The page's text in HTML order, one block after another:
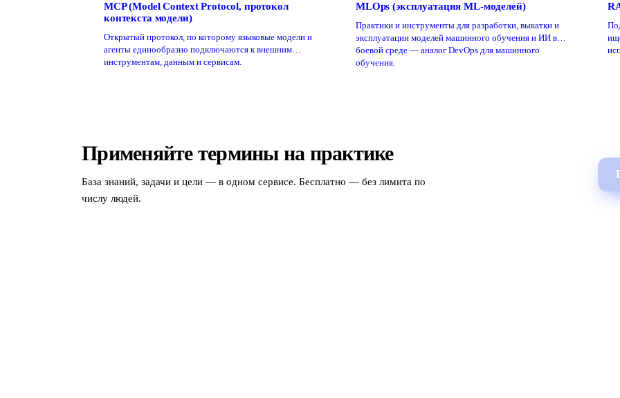
MCP (Model Context Protocol, протокол
контекста модели)
Открытый протокол, по которому языковые модели и
агенты единообразно подключаются к внешним
инструментам, данным и сервисам.
MLOps (эксплуатация ML-моделей)
Практики и инструменты для разработки, выкатки и
эксплуатации моделей машинного обучения и ИИ в
боевой среде — аналог DevOps для машинного
обучения.
Применяйте термины на практике
База знаний, задачи и цели — в одном сервисе. Бесплатно — без лимита по
числу людей.